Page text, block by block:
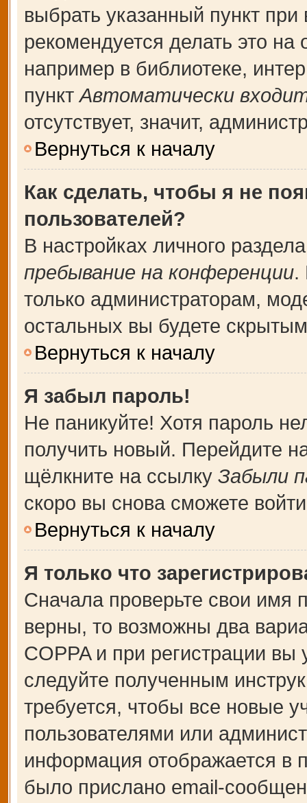
выбрать указанный пункт
рекомендуется делать это
например в библиотеке,
пунктАвтоматически
отсутствует, значит,
Вернуться к началу
Как сделать, чтобы я не
пользователей?
В настройках личного
пребывание на конференции.
только администраторам,
остальных вы будете
Вернуться к началу
Я забыл пароль!
Не паникуйте! Хотя пароль
получить новый. Перейдите
щёлкните на ссылку Забыли
скоро вы снова сможете
Вернуться к началу
Я только что
Сначала проверьте свои имя
верны, то возможны два
COPPA и при регистрации вы
следуйте полученным
требуется, чтобы все новые
пользователями или
информация отображается в
было прислано email-